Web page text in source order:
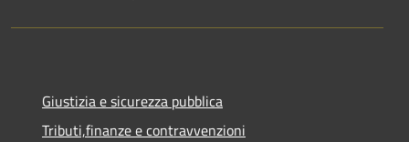
Giustizia e sicurezza pubblica
Tributi,finanze e contravvenzioni